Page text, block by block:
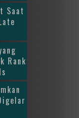
Saat
Rank